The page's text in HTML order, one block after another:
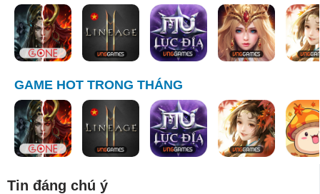
GAME HOT TRONG THÁNG
Tin đáng chú ý